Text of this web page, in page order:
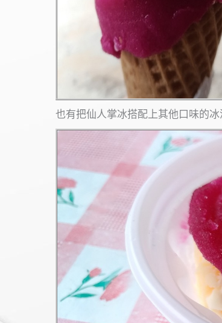
也有把仙人掌冰搭配上其他口味的